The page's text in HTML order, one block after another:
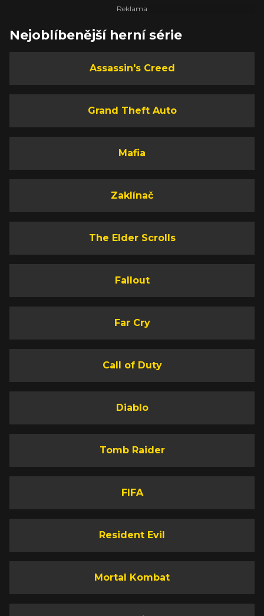
Nejoblíbenější herní série
Assassin's Creed
Grand Theft Auto
Mafia
Zaklínač
The Elder Scrolls
Fallout
Far Cry
Call of Duty
Diablo
Tomb Raider
FIFA
Resident Evil
Mortal Kombat